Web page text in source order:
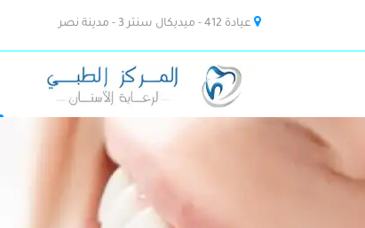
عيادة 412 - ميديكال سنتر 3 - مدينة نصر